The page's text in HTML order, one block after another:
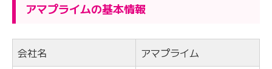
アマプライムの基本情報
会社名
アマプライム